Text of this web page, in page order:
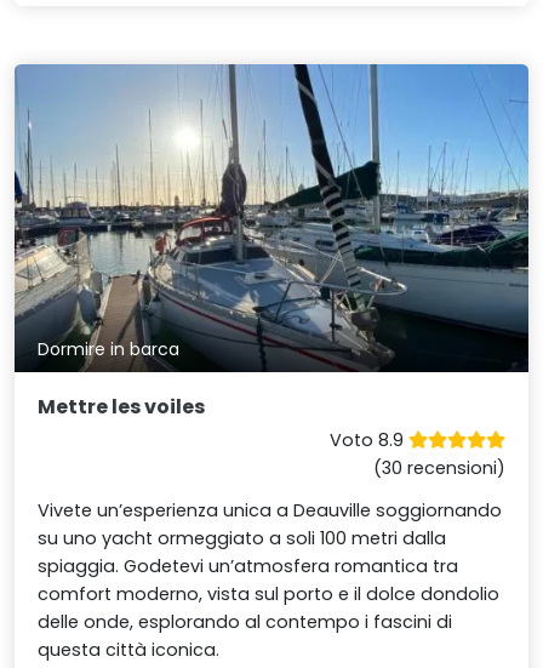
Dormire in barca
Mettre les voiles
Voto 8.9
(30 recensioni)
Vivete un’esperienza unica a Deauville soggiornando
su uno yacht ormeggiato a soli 100 metri dalla
spiaggia. Godetevi un’atmosfera romantica tra
comfort moderno, vista sul porto e il dolce dondolio
delle onde, esplorando al contempo i fascini di
questa città iconica.